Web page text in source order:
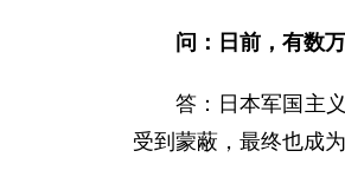
问：日前，有数
答：日本军国主义
受到蒙蔽，最终也成